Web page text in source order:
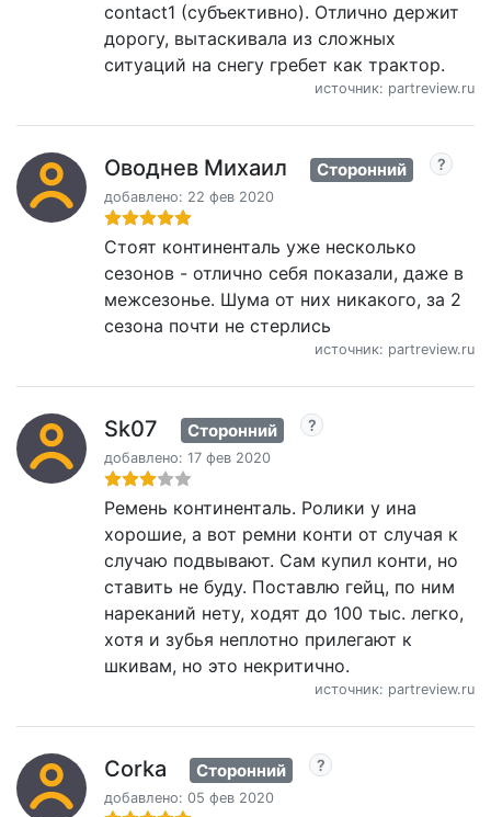
contact1 (субъективно). Отлично держит
дорогу, вытаскивала из сложных
ситуаций на снегу гребет как трактор.
источник: partreview.ru
Оводнев Михаил Сторонний
добавлено: 22 фев 2020
Стоят континенталь уже несколько
сезонов - отлично себя показали, даже в
межсезонье. Шума от них никакого, за 2
сезона почти не стерлись
источник: partreview.ru
Sk07 Сторонний
добавлено: 17 фев 2020
Ремень континенталь. Ролики у ина
хорошие, а вот ремни конти от случая к
случаю подвывают. Сам купил конти, но
ставить не буду. Поставлю гейц, по ним
нареканий нету, ходят до 100 тыс. легко,
хотя и зубья неплотно прилегают к
шкивам, но это некритично.
источник: partreview.ru
Corka Сторонний
добавлено: 05 фев 2020